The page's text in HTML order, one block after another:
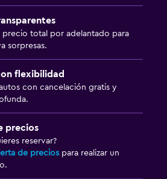
precio total por adelantado para
sorpresas.
flexibilidad
con cancelación gratis y
precios
reservar?
de precios para realizar un